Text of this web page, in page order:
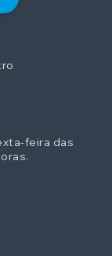
feira das